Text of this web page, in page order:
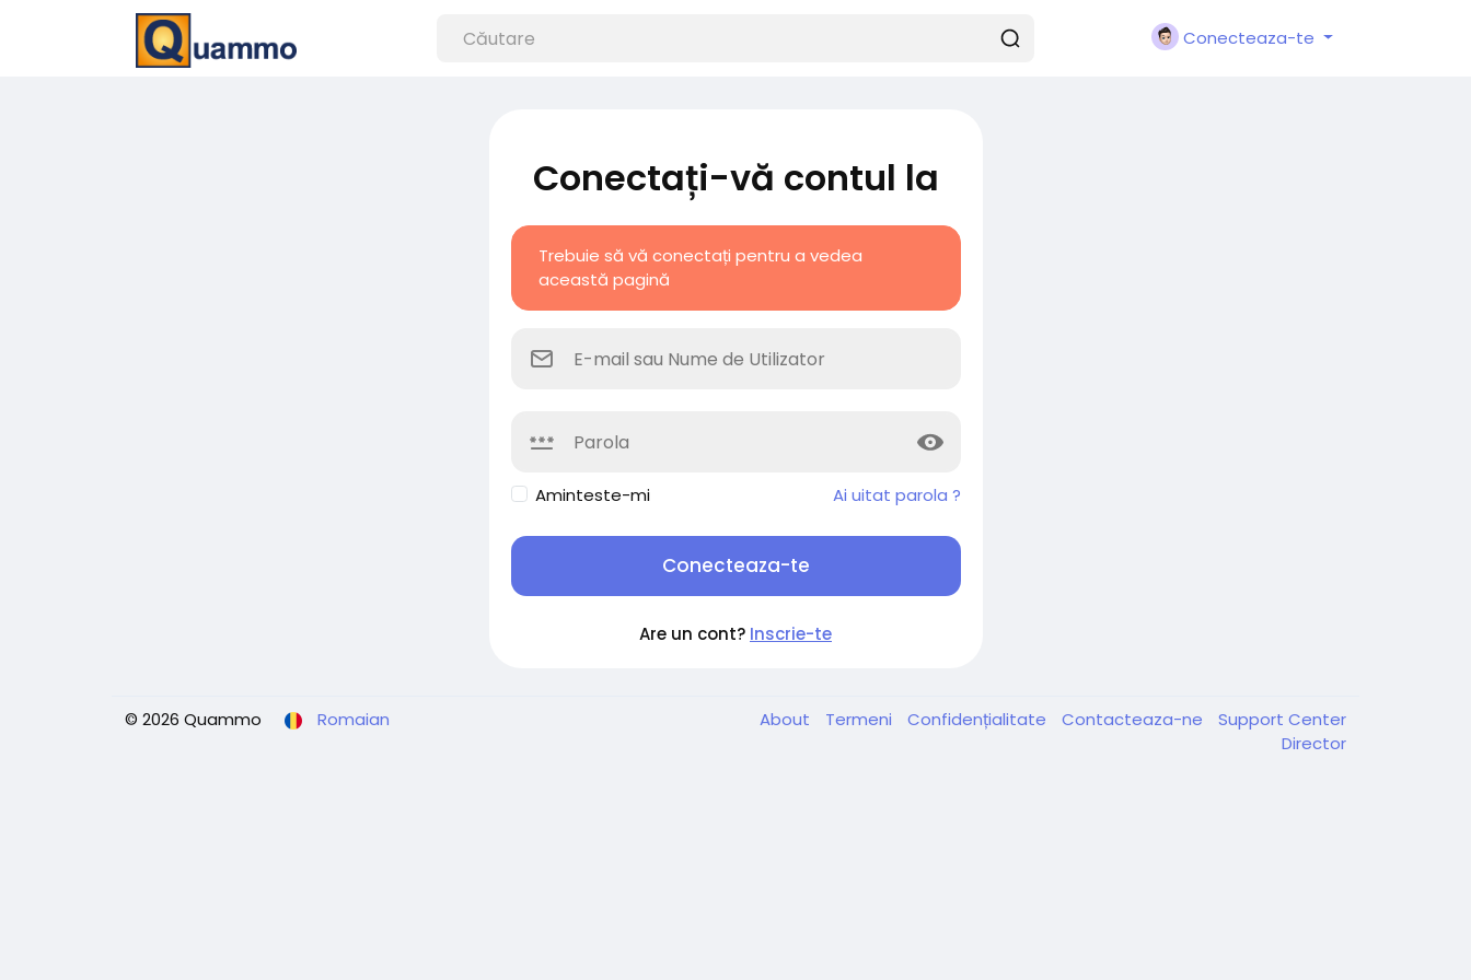
Conecteaza-te
Conectați-vă contul la
Trebuie să vă conectați pentru a vedea
această pagină
Aminteste-mi Ai uitat parola ?
Conecteaza-te
Are un cont? Inscrie-te
© 2026 Quammo Romaian About Termeni Confidențialitate Contacteaza-ne
Support Center
Director